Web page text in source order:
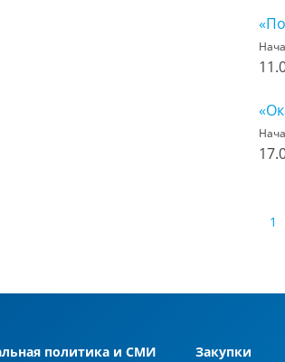
1
политика и СМИ Закупки